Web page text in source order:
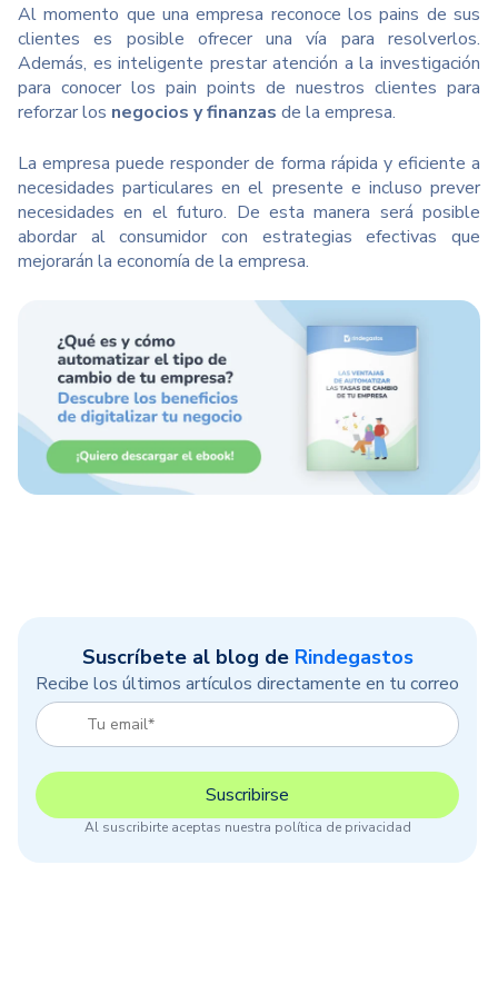
Suscríbete al blog de Rindegastos
Recibe los últimos artículos directamente en tu correo
Al suscribirte aceptas nuestra política de privacidad
Al momento que una empresa reconoce los pains de sus
clientes es posible ofrecer una vía para resolverlos.
Además, es inteligente prestar atención a la investigación
para conocer los pain points de nuestros clientes para
reforzar los negocios y finanzas de la empresa.
La empresa puede responder de forma rápida y eficiente a
necesidades particulares en el presente e incluso prever
necesidades en el futuro. De esta manera será posible
abordar al consumidor con estrategias efectivas que
mejorarán la economía de la empresa.